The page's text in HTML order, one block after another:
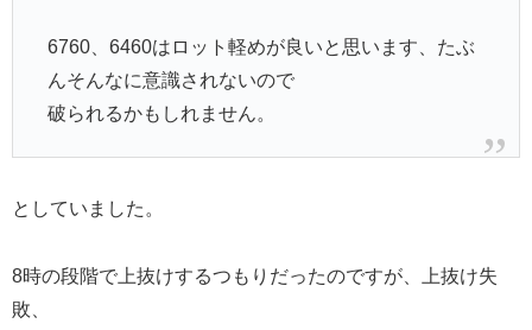
6760、6460はロット軽めが良いと思います、たぶ
んそんなに意識されないので
破られるかもしれません。
としていました。
8時の段階で上抜けするつもりだったのですが、上抜け失
敗、